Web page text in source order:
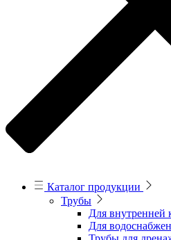
Каталог продукции
Трубы
Для внутренней
Для